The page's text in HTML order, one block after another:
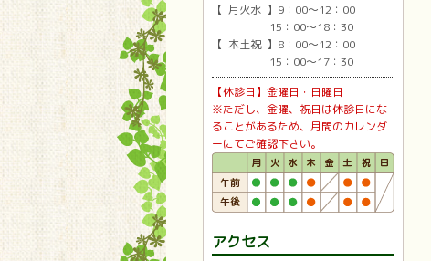
【 月火水 】9：00〜12：00
15：00〜18：30
【 木土祝 】8：00〜12：00
15：00〜17：30
【休診日】金曜日・日曜日
※ただし、金曜、祝日は休診日にな
ることがあるため、月間のカレンダ
ーにてご確認下さい。
アクセス